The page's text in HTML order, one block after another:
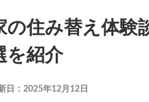
の住み替え体験
を紹介
日：2025年12月12日